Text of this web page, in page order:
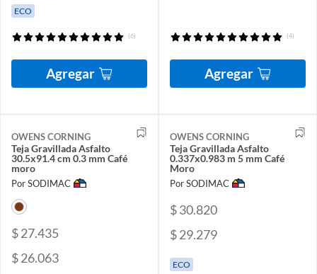
ECO
(6)
Agregar
(4)
Agregar
OWENS CORNING
Teja Gravillada Asfalto
30.5x91.4 cm 0.3 mm Café
moro
Por SODIMAC
$ 27.435
$ 26.063
OWENS CORNING
Teja Gravillada Asfalto
0.337x0.983 m 5 mm Café
Moro
Por SODIMAC
$ 30.820
$ 29.279
ECO